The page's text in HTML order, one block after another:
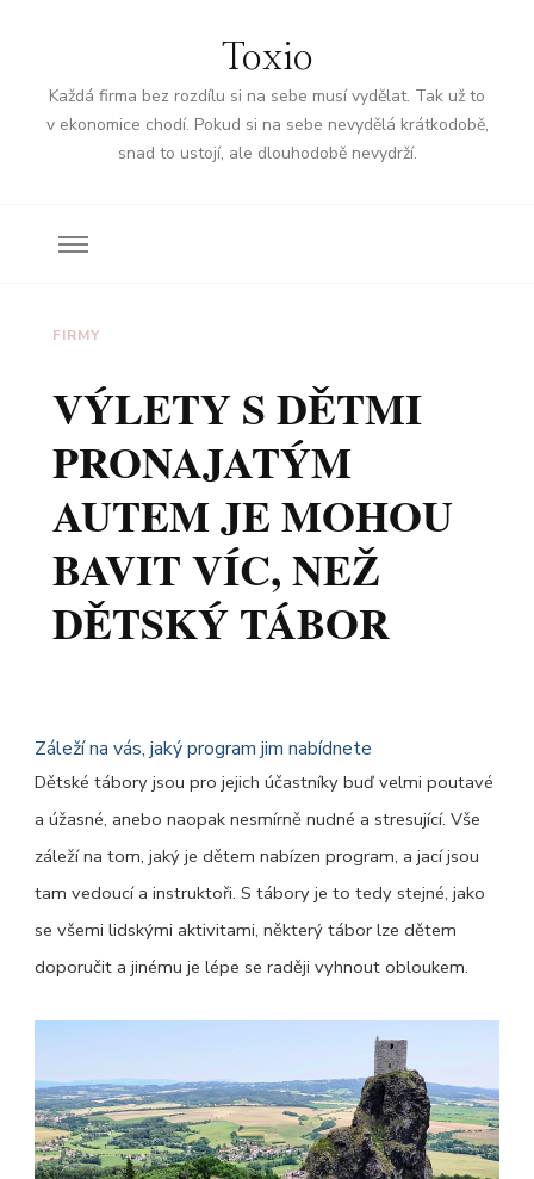
Toxio
Každá firma bez rozdílu si na sebe musí vydělat. Tak už to
v ekonomice chodí. Pokud si na sebe nevydělá krátkodobě,
snad to ustojí, ale dlouhodobě nevydrží.
FIRMY
VÝLETY S DĚTMI
PRONAJATÝM
AUTEM JE MOHOU
BAVIT VÍC, NEŽ
DĚTSKÝ TÁBOR
Záleží na vás, jaký program jim nabídnete
Dětské tábory jsou pro jejich účastníky buď velmi poutavé
a úžasné, anebo naopak nesmírně nudné a stresující. Vše
záleží na tom, jaký je dětem nabízen program, a jací jsou
tam vedoucí a instruktoři. S tábory je to tedy stejné, jako
se všemi lidskými aktivitami, některý tábor lze dětem
doporučit a jinému je lépe se raději vyhnout obloukem.